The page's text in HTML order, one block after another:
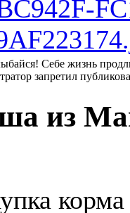
Себе жизнь
запретил
из
корма